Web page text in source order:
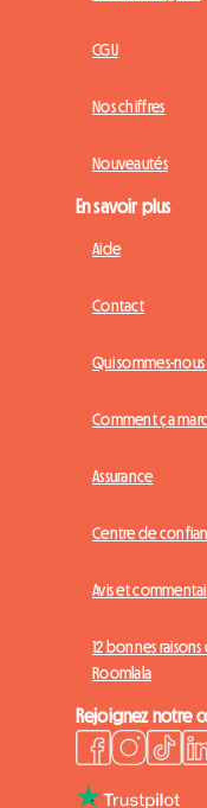
CGU
Nos chiffres
Nouveautés
En savoir plus
Aide
Contact
Qui sommes-nous
Comment ça
Assurance
Centre de
Avis et
12 bonnes
Roomlala
Rejoignez notre